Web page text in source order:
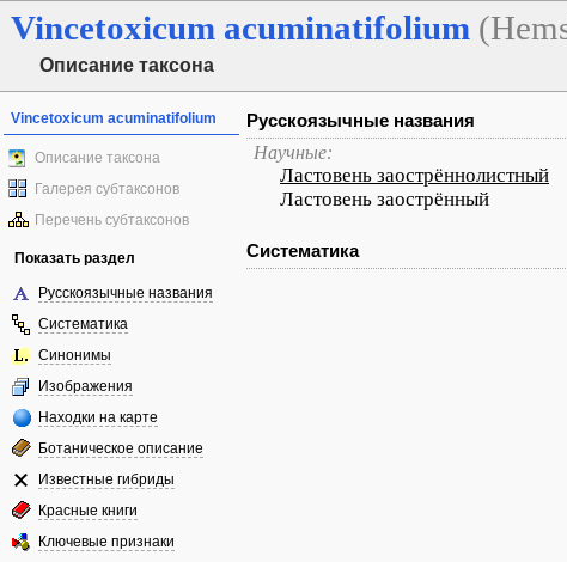
Vincetoxicum acuminatifolium
Описание таксона
Vincetoxicum acuminatifolium
Описание таксона
Галерея субтаксонов
Перечень субтаксонов
Показать раздел
Русскоязычные названия
Систематика
Синонимы
Изображения
Находки на карте
Ботаническое описание
Известные гибриды
Красные книги
Ключевые признаки
Русскоязычные названия
Научные:
Ластовень заострённолистный
Ластовень заострённый
Систематика